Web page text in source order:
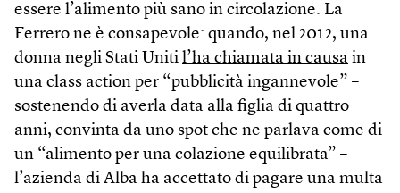
essere l’alimento più sano in circolazione. La
Ferrero ne è consapevole: quando, nel 2012, una
donna negli Stati Uniti l’ha chiamata in causa in
una class action per “pubblicità ingannevole” –
sostenendo di averla data alla figlia di quattro
anni, convinta da uno spot che ne parlava come di
un “alimento per una colazione equilibrata” –
l’azienda di Alba ha accettato di pagare una multa